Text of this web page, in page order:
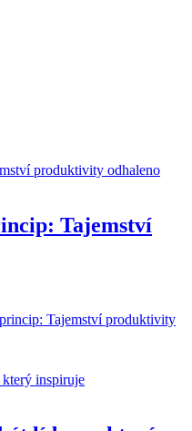
Tajemství
Tajemství produktivity